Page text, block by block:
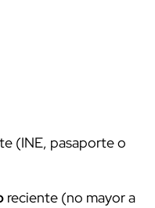
(INE, pasaporte o
reciente (no mayor a